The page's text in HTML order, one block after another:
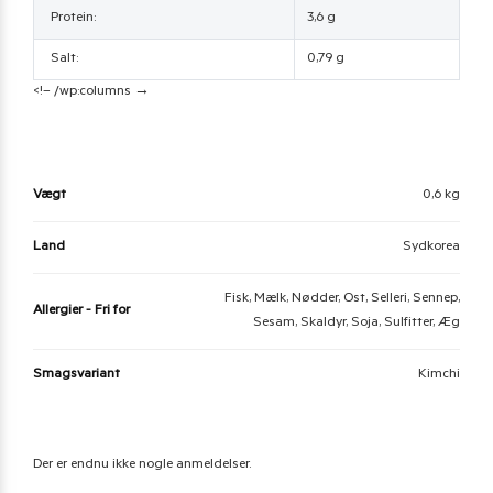
Protein: 3,6 g
Salt: 0,79 g
<!– /wp:columns →
Vægt 0,6 kg
Land Sydkorea
Allergier - Fri for
Fisk, Mælk, Nødder, Ost, Selleri, Sennep,
Sesam, Skaldyr, Soja, Sulfitter, Æg
Smagsvariant Kimchi
Der er endnu ikke nogle anmeldelser.